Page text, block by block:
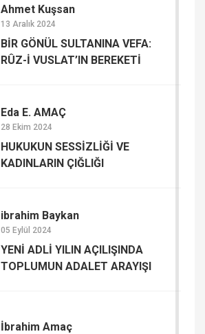
Ahmet Kuşsan
13 Aralık 2024
BİR GÖNÜL SULTANINA VEFA:
RÛZ-İ VUSLAT’IN BEREKETİ
Eda E. AMAÇ
28 Ekim 2024
HUKUKUN SESSİZLİĞİ VE
KADINLARIN ÇIĞLIĞI
ibrahim Baykan
05 Eylül 2024
YENİ ADLİ YILIN AÇILIŞINDA
TOPLUMUN ADALET ARAYIŞI
İbrahim Amaç